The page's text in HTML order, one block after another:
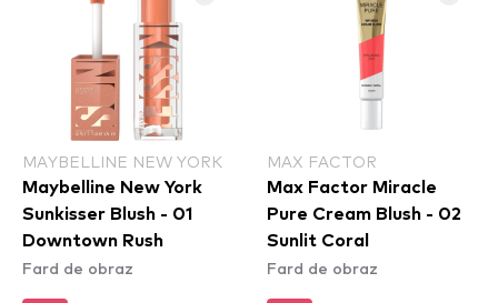
MAYBELLINE NEW YORK
Maybelline New York
Sunkisser Blush - 01
Downtown Rush​
Fard de obraz
MAX FACTOR
Max Factor Miracle
Pure Cream Blush - 02
Sunlit Coral
Fard de obraz